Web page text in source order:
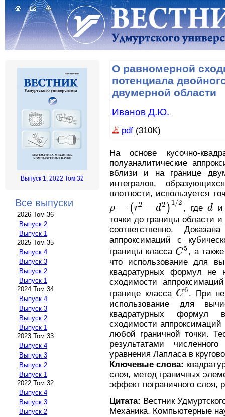
Выпуск 1, 2022 Том 32
Все выпуски
2026 Том 36
Выпуск 2
Выпуск 1
2025 Том 35
Выпуск 4
Выпуск 3
Выпуск 2
Выпуск 1
2024 Том 34
Выпуск 4
Выпуск 3
Выпуск 2
Выпуск 1
2023 Том 33
Выпуск 4
Выпуск 3
Выпуск 2
Выпуск 1
2022 Том 32
Выпуск 4
Выпуск 3
Выпуск 2
О равномерной
потенциала
двумерной области
Иванов Д.Ю.
pdf (310K)
На основе кусочно-
полуаналитические
вблизи и на границе
интегралов,
плотности, используется
ρ = (r2 − d2 ) 1/2
ρ= (r2− d 2)1/ , где d
d
точки до границы области и
соответственно.
аппроксимаций с
границы класса C5
C5
, а
что использование для
квадратурных формул не
сходимости
границе класса C6
C6
. При
использование для
квадратурных формул
сходимости
любой граничной точки.
результатами
уравнения Лапласа в
Ключевые слова:
слоя, метод граничных
эффект пограничного слоя,
Цитата: Вестник
Механика. Компьютерные